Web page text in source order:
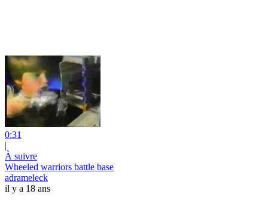
0:31
|
À suivre
Wheeled warriors battle base
adrameleck
il y a 18 ans